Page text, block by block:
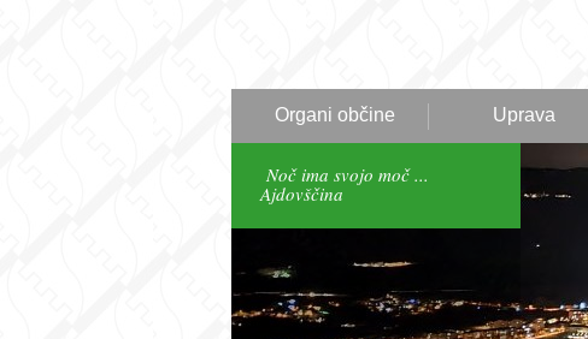
Organi občine Uprava
Noč ima svojo moč ...
Ajdovščina